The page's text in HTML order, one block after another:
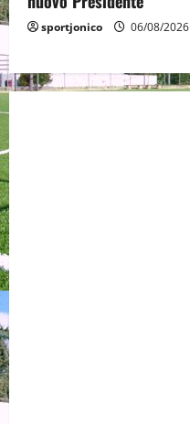
sportjonico 06/08/2026